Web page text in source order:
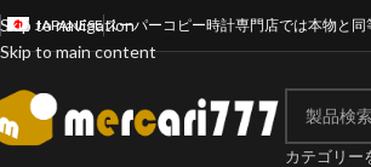
Skip to navigation
Skip to main content
JAPANESEスーパーコピー時計専門店では本物と
カテゴリー